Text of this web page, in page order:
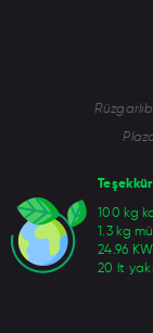
100 kg
1.3 kg
24.96
20 lt